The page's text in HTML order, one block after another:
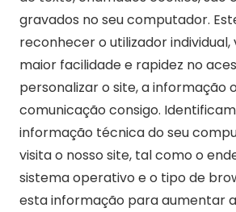
gravados no seu computador.
reconhecer o utilizador
maior facilidade e rapidez no
personalizar o site, a informação
comunicação consigo.
informação técnica do seu
visita o nosso site, tal como o
sistema operativo e o tipo de
esta informação para aumentar